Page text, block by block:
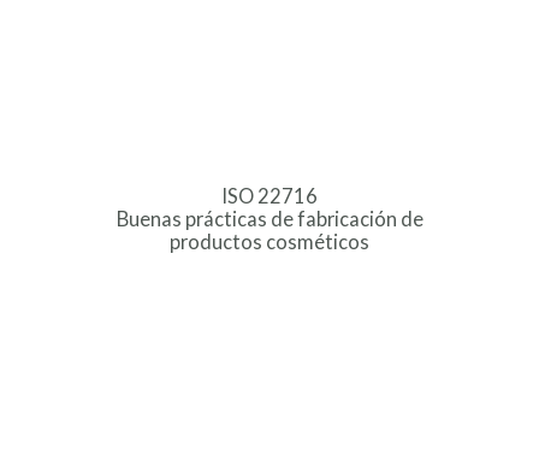
ISO 22716
Buenas prácticas de fabricación de
productos cosméticos